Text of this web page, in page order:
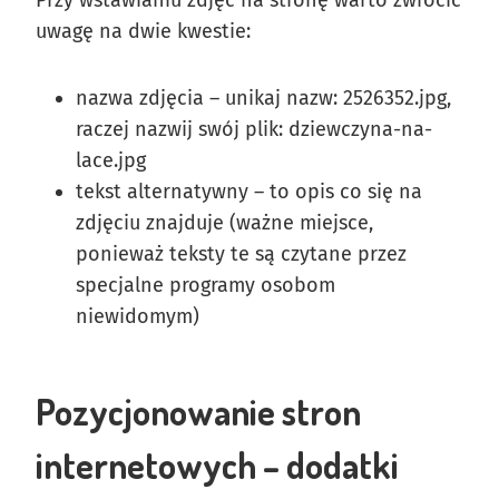
uwagę na dwie kwestie:
nazwa zdjęcia – unikaj nazw: 2526352.jpg,
raczej nazwij swój plik: dziewczyna-na-
lace.jpg
tekst alternatywny – to opis co się na
zdjęciu znajduje (ważne miejsce,
ponieważ teksty te są czytane przez
specjalne programy osobom
niewidomym)
Pozycjonowanie stron
internetowych – dodatki